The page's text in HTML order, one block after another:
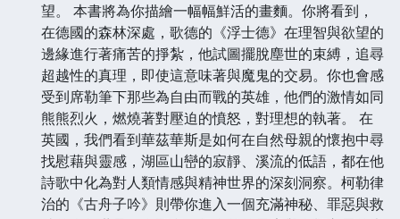
望。 本書將為你描繪一幅幅鮮活的畫麵。你將看到，
在德國的森林深處，歌德的《浮士德》在理智與欲望的
邊緣進行著痛苦的掙紮，他試圖擺脫塵世的束縛，追尋
超越性的真理，即使這意味著與魔鬼的交易。你也會感
受到席勒筆下那些為自由而戰的英雄，他們的激情如同
熊熊烈火，燃燒著對壓迫的憤怒，對理想的執著。 在
英國，我們看到華茲華斯是如何在自然母親的懷抱中尋
找慰藉與靈感，湖區山巒的寂靜、溪流的低語，都在他
詩歌中化為對人類情感與精神世界的深刻洞察。柯勒律
治的《古舟子吟》則帶你進入一個充滿神秘、罪惡與救